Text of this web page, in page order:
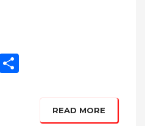
Email
READ MORE